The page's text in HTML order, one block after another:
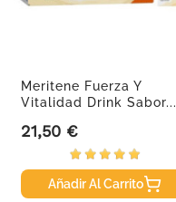
Meritene Fuerza Y
Vitalidad Drink Sabor...
Precio
21,50 €
Añadir Al Carrito